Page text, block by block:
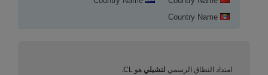
Country Name
تسجيل النطاق في تشيلي
امتداد النطاق الرسمي لتشيلي هو CL.